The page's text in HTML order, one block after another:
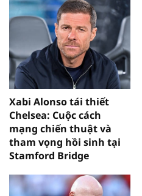
Xabi Alonso tái thiết
Chelsea: Cuộc cách
mạng chiến thuật và
tham vọng hồi sinh tại
Stamford Bridge